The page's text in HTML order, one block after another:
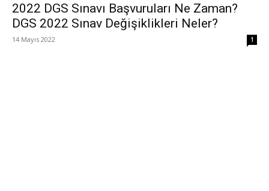
2022 DGS Sınavı Başvuruları Ne Zaman?
DGS 2022 Sınav Değişiklikleri Neler?
14 Mayıs 2022 1